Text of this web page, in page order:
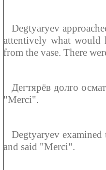
Degtyaryev
attentively what would
from the vase. There
Дегтярёв долго
"Merci".
Degtyaryev
and said "Merci".